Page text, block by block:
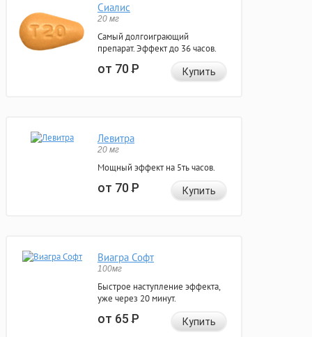
Сиалис
20 мг
Самый долгоиграющий
препарат. Эффект до 36 часов.
от 70Р Купить
Левитра
20 мг
Мощный эффект на 5ть часов.
от 70Р Купить
Виагра Софт
100мг
Быстрое наступление эффекта,
уже через 20 минут.
от 65Р Купить